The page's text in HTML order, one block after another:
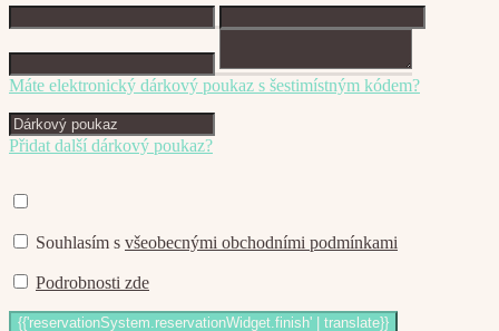
Máte elektronický dárkový poukaz s šestimístným kódem?
Přidat další dárkový poukaz?
Souhlasím s všeobecnými obchodními podmínkami
Podrobnosti zde